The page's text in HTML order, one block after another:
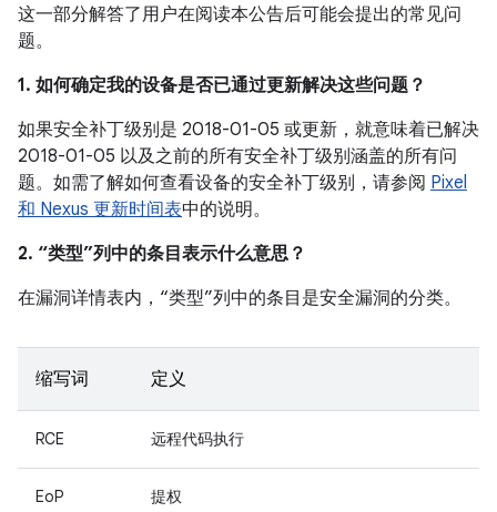
这一部分解答了用户在阅读本公告后可能会提出的常见问
题。
1. 如何确定我的设备是否已通过更新解决这些问题？
如果安全补丁级别是 2018-01-05 或更新，就意味着已解决
2018-01-05 以及之前的所有安全补丁级别涵盖的所有问
题。如需了解如何查看设备的安全补丁级别，请参阅 Pixel
和 Nexus 更新时间表中的说明。
2. “类型”列中的条目表示什么意思？
在漏洞详情表内，“类型”列中的条目是安全漏洞的分类。
缩写词 定义
RCE 远程代码执行
EoP 提权